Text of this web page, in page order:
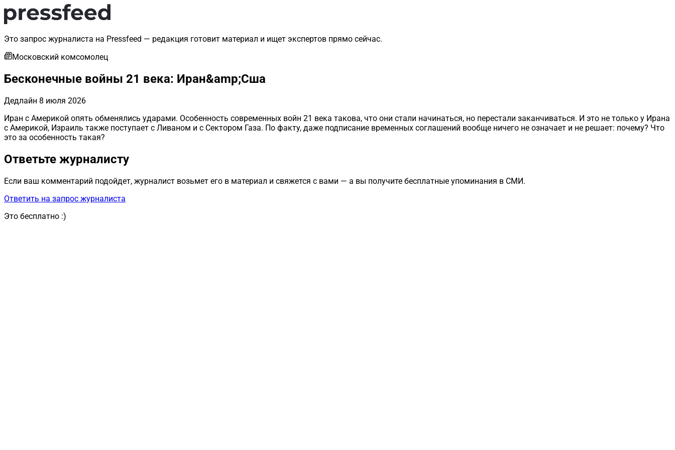
Это запрос журналиста на Pressfeed — редакция готовит материал и ищет экспертов прямо сейчас.
Московский комсомолец
Бесконечные войны 21 века: Иран&amp;Сша
Дедлайн 8 июля 2026
Иран с Америкой опять обменялись ударами. Особенность современных войн 21 века такова, что они стали начинаться, но перестали заканчиваться. И это не только у Ирана
с Америкой, Израиль также поступает с Ливаном и с Сектором Газа. По факту, даже подписание временных соглашений вообще ничего не означает и не решает: почему? Что
это за особенность такая?
Ответьте журналисту
Если ваш комментарий подойдет, журналист возьмет его в материал и свяжется с вами — а вы получите бесплатные упоминания в СМИ.
Ответить на запрос журналиста
Это бесплатно :)